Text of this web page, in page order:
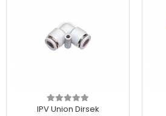
IPV Union Dirsek